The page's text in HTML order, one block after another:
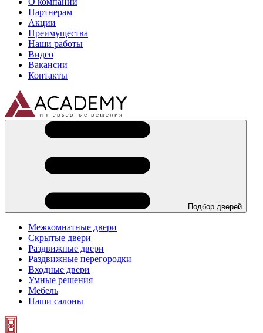
Партнерам
Акции
Преимущества
Наши работы
Видео
Вакансии
Контакты
Подбор дверей
Межкомнатные двери
Скрытые двери
Раздвижные двери
Раздвижные перегородки
Входные двери
Умные решения
Мебель
Наши салоны